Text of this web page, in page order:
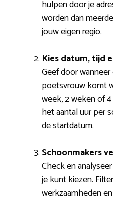
hulpen door je
worden dan
jouw eigen regio.
Kies datum, tijd
Geef door
poetsvrouw komt
week, 2 weken of
het aantal uur per
de startdatum.
Schoonmakers
Check en
je kunt kiezen.
werkzaamheden